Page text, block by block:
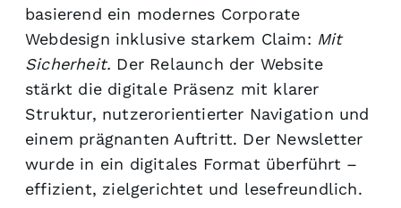
basierend ein modernes Corporate
Webdesign inklusive starkem Claim: Mit
Sicherheit. Der Relaunch der Website
stärkt die digitale Präsenz mit klarer
Struktur, nutzerorientierter Navigation und
einem prägnanten Auftritt. Der Newsletter
wurde in ein digitales Format überführt –
effizient, zielgerichtet und lesefreundlich.